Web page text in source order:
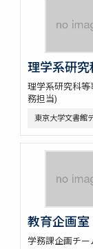
理学系研
理学系研究科
務担当)
東京大学文書館
教育企画
学務課企画チー